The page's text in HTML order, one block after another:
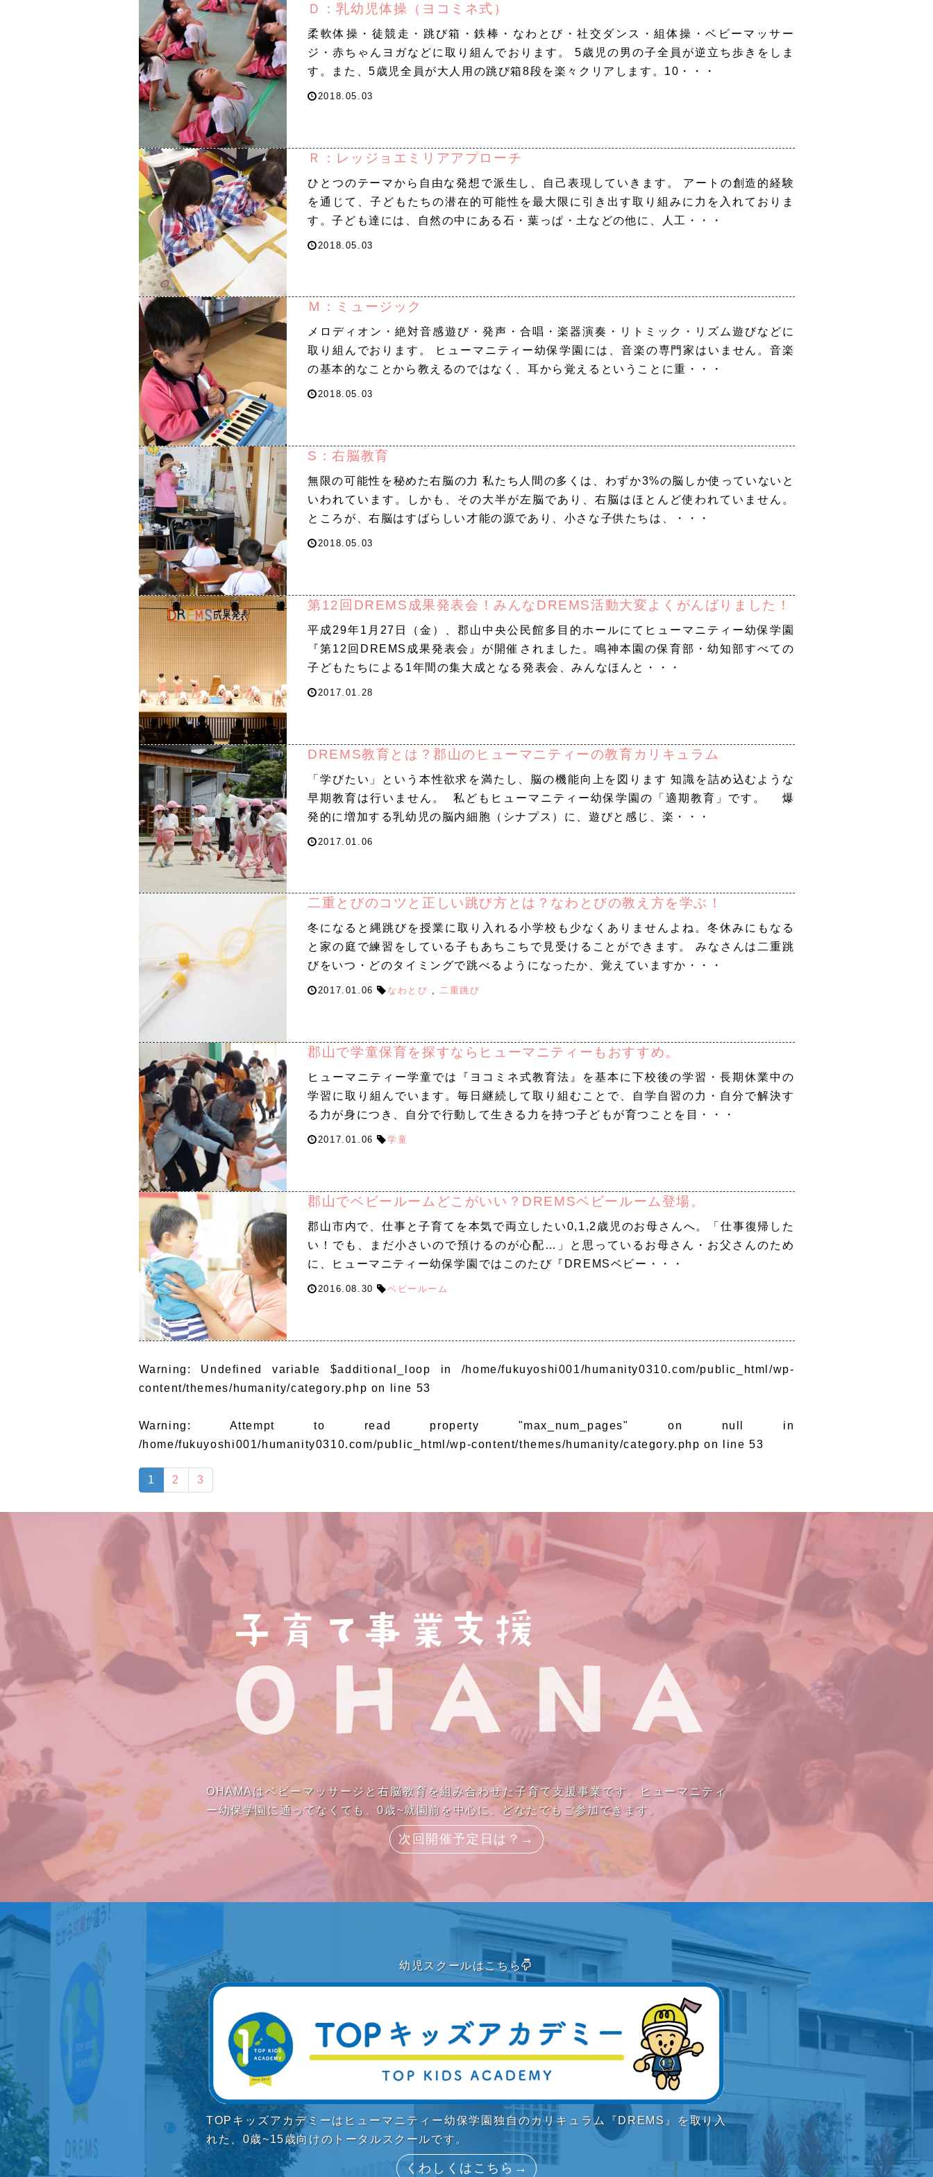
Ｄ：乳幼児体操（ヨコミネ式）
柔軟体操・徒競走・跳び箱・鉄棒・なわとび・社交ダンス・組体操・ベビーマッサー
ジ・赤ちゃんヨガなどに取り組んでおります。 5歳児の男の子全員が逆立ち歩きをしま
す。また、5歳児全員が大人用の跳び箱8段を楽々クリアします。10・・・
2018.05.03
Ｒ：レッジョエミリアアプローチ
ひとつのテーマから自由な発想で派生し、自己表現していきます。 アートの創造的経験
を通じて、子どもたちの潜在的可能性を最大限に引き出す取り組みに力を入れておりま
す。子ども達には、自然の中にある石・葉っぱ・土などの他に、人工・・・
2018.05.03
Ｍ：ミュージック
メロディオン・絶対音感遊び・発声・合唱・楽器演奏・リトミック・リズム遊びなどに
取り組んでおります。 ヒューマニティー幼保学園には、音楽の専門家はいません。音楽
の基本的なことから教えるのではなく、耳から覚えるということに重・・・
2018.05.03
S：右脳教育
無限の可能性を秘めた右脳の力 私たち人間の多くは、わずか3%の脳しか使っていないと
いわれています。しかも、その大半が左脳であり、右脳はほとんど使われていません。
ところが、右脳はすばらしい才能の源であり、小さな子供たちは、・・・
2018.05.03
第12回DREMS成果発表会！みんなDREMS活動大変よくがんばりました！
平成29年1月27日（金）、郡山中央公民館多目的ホールにてヒューマニティー幼保学園
『第12回DREMS成果発表会』が開催されました。鳴神本園の保育部・幼知部すべての
子どもたちによる1年間の集大成となる発表会、みんなほんと・・・
2017.01.28
DREMS教育とは？郡山のヒューマニティーの教育カリキュラム
「学びたい」という本性欲求を満たし、脳の機能向上を図ります 知識を詰め込むような
早期教育は行いません。 私どもヒューマニティー幼保学園の「適期教育」です。 爆
発的に増加する乳幼児の脳内細胞（シナプス）に、遊びと感じ、楽・・・
2017.01.06
二重とびのコツと正しい跳び方とは？なわとびの教え方を学ぶ！
冬になると縄跳びを授業に取り入れる小学校も少なくありませんよね。冬休みにもなる
と家の庭で練習をしている子もあちこちで見受けることができます。 みなさんは二重跳
びをいつ・どのタイミングで跳べるようになったか、覚えていますか・・・
2017.01.06 なわとび ,二重跳び
郡山で学童保育を探すならヒューマニティーもおすすめ。
ヒューマニティー学童では『ヨコミネ式教育法』を基本に下校後の学習・長期休業中の
学習に取り組んでいます。毎日継続して取り組むことで、自学自習の力・自分で解決す
る力が身につき、自分で行動して生きる力を持つ子どもが育つことを目・・・
2017.01.06 学童
郡山でベビールームどこがいい？DREMSベビールーム登場。
郡山市内で、仕事と子育てを本気で両立したい0,1,2歳児のお母さんへ。「仕事復帰した
い！でも、まだ小さいので預けるのが心配…」と思っているお母さん・お父さんのため
に、ヒューマニティー幼保学園ではこのたび『DREMSベビー・・・
2016.08.30 ベビールーム
Warning : Undefined variable $additional_loop in /home/fukuyoshi001/humanity0310.com/public_html/wp-
content/themes/humanity/category.php on line 53
Warning : Attempt to read property "max_num_pages" on null in
/home/fukuyoshi001/humanity0310.com/public_html/wp-content/themes/humanity/category.php on line53
1 2 3
OHAMAはベビーマッサージと右脳教育を組み合わせた子育て支援事業です。ヒューマニティ
ー幼保学園に通ってなくても、0歳~就園前を中心に、どなたでもご参加できます。
次回開催予定日は？→
幼児スクールはこちら
TOPキッズアカデミーはヒューマニティー幼保学園独自のカリキュラム『DREMS』を取り入
れた、0歳~15歳向けのトータルスクールです。
くわしくはこちら→